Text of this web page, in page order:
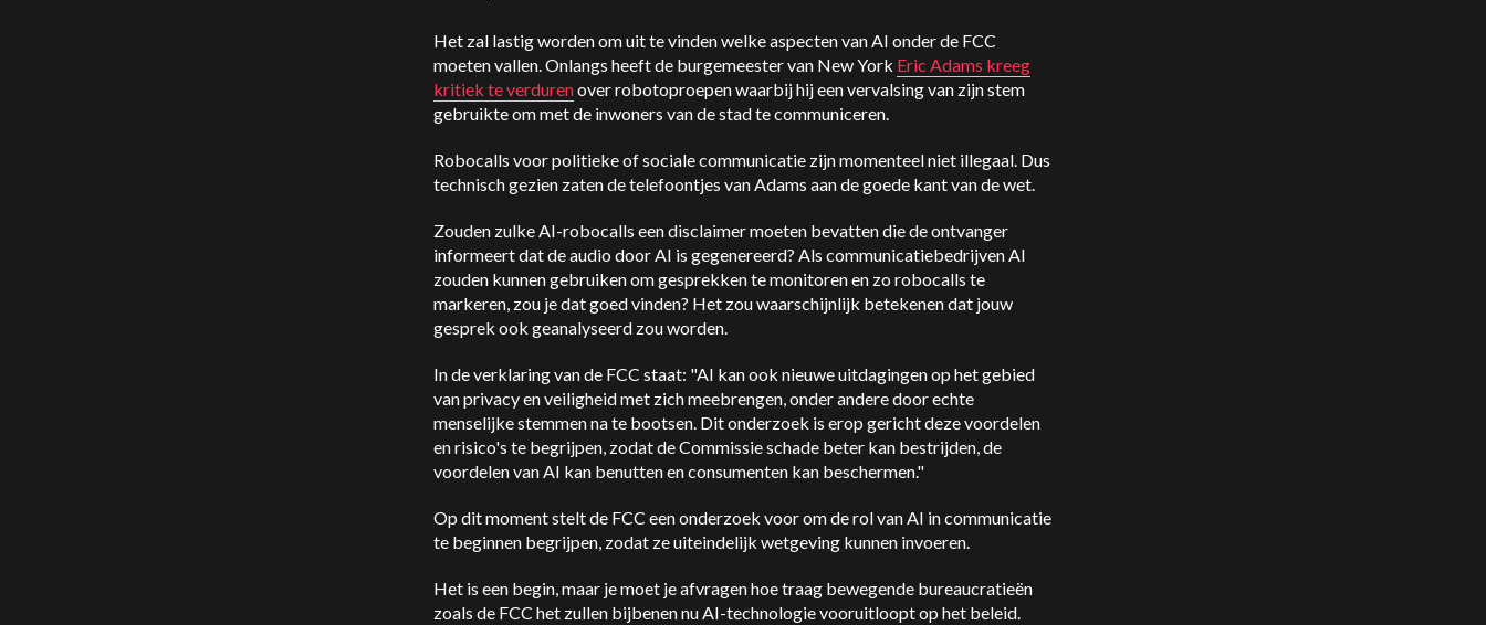
Het zal lastig worden om uit te vinden welke aspecten van AI onder de FCC
moeten vallen. Onlangs heeft de burgemeester van New York Eric Adams kreeg
kritiek te verdurenover robotoproepen waarbij hij een vervalsing van zijn stem
gebruikte om met de inwoners van de stad te communiceren.
Robocalls voor politieke of sociale communicatie zijn momenteel niet illegaal. Dus
technisch gezien zaten de telefoontjes van Adams aan de goede kant van de wet.
Zouden zulke AI-robocalls een disclaimer moeten bevatten die de ontvanger
informeert dat de audio door AI is gegenereerd? Als communicatiebedrijven AI
zouden kunnen gebruiken om gesprekken te monitoren en zo robocalls te
markeren, zou je dat goed vinden? Het zou waarschijnlijk betekenen dat jouw
gesprek ook geanalyseerd zou worden.
In de verklaring van de FCC staat: "AI kan ook nieuwe uitdagingen op het gebied
van privacy en veiligheid met zich meebrengen, onder andere door echte
menselijke stemmen na te bootsen. Dit onderzoek is erop gericht deze voordelen
en risico's te begrijpen, zodat de Commissie schade beter kan bestrijden, de
voordelen van AI kan benutten en consumenten kan beschermen."
Op dit moment stelt de FCC een onderzoek voor om de rol van AI in communicatie
te beginnen begrijpen, zodat ze uiteindelijk wetgeving kunnen invoeren.
Het is een begin, maar je moet je afvragen hoe traag bewegende bureaucratieën
zoals de FCC het zullen bijbenen nu AI-technologie vooruitloopt op het beleid.